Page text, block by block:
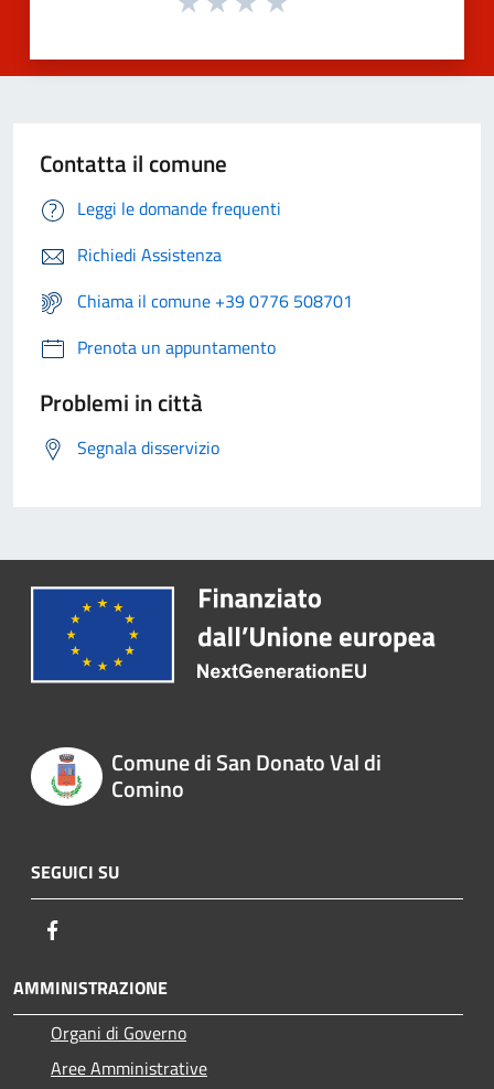
Contatta il comune
Leggi le domande frequenti
Richiedi Assistenza
Chiama il comune +39 0776 508701
Prenota un appuntamento
Problemi in città
Segnala disservizio
Comune di San Donato Val di
Comino
SEGUICI SU
AMMINISTRAZIONE
Organi di Governo
Aree Amministrative